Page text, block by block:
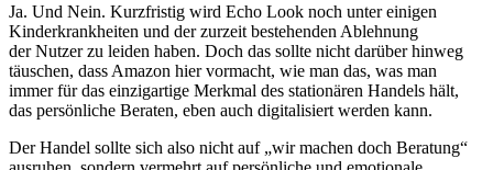
Ja. Und Nein. Kurzfristig wird Echo Look noch unter einigen
Kinderkrankheiten und der zurzeit bestehenden Ablehnung
der Nutzer zu leiden haben. Doch das sollte nicht darüber hinweg
täuschen, dass Amazon hier vormacht, wie man das, was man
immer für das einzigartige Merkmal des stationären Handels hält,
das persönliche Beraten, eben auch digitalisiert werden kann.
Der Handel sollte sich also nicht auf „wir machen doch Beratung“